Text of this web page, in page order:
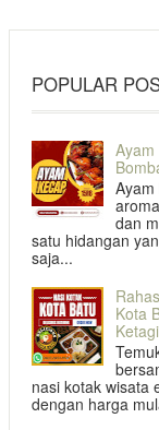
POPULAR
Ayam
dan
satu hidangan
saja...
Kota
nasi kotak wisata
dengan harga